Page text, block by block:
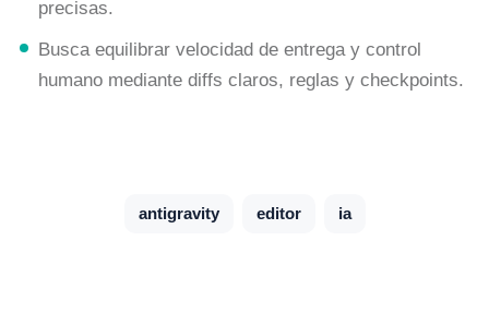
precisas.
Busca equilibrar velocidad de entrega y control
humano mediante diffs claros, reglas y checkpoints.
antigravity editor ia